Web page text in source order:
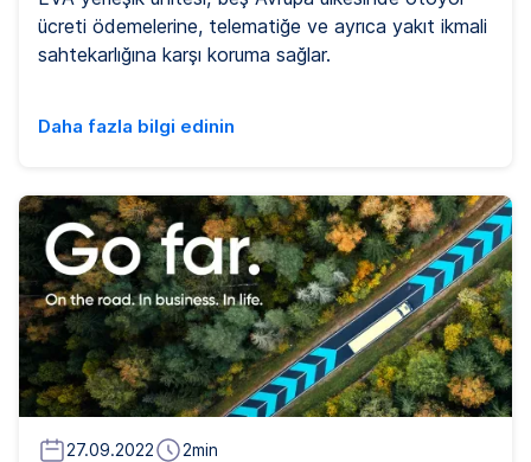
ücreti ödemelerine, telematiğe ve ayrıca yakıt ikmali
sahtekarlığına karşı koruma sağlar.
Daha fazla bilgi edinin
27.09.2022 2min